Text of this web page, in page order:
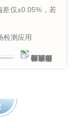
差仅±0.05%，若